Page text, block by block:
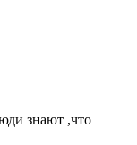
знают ,что